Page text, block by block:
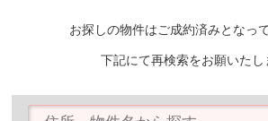
会員メニュー
物件を探す
お探しの物件はご成約済みとなっ
下記にて再検索をお願いたし